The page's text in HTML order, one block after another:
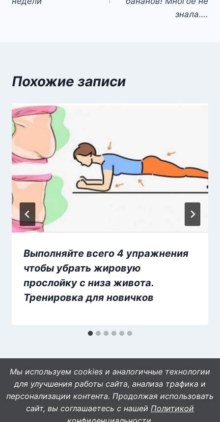
знала….
Похожие записи
Выполняйте всего 4 упражнения
чтобы убрать жировую
прослойку с низа живота.
Тренировка для новичков
© 2026 WebVinegret
Мы используем cookies и аналогичные технологии
для улучшения работы сайта, анализа трафика и
персонализации контента. Продолжая использовать
сайт, вы соглашаетесь с нашей Политикой